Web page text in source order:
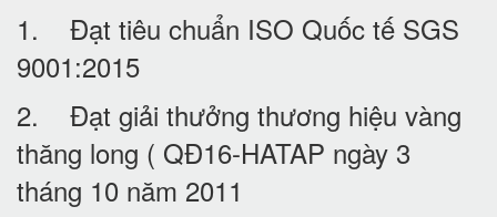
1. Đạt tiêu chuẩn ISO Quốc tế SGS
9001:2015
2. Đạt giải thưởng thương hiệu vàng
thăng long ( QĐ16-HATAP ngày 3
tháng 10 năm 2011